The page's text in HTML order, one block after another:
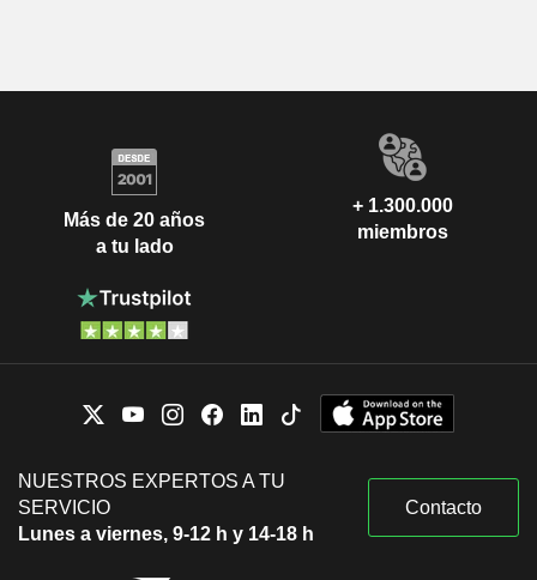
Más de 20 años
a tu lado
+ 1.300.000
miembros
NUESTROS EXPERTOS A TU
SERVICIO
Lunes a viernes, 9-12 h y 14-18 h
Contacto